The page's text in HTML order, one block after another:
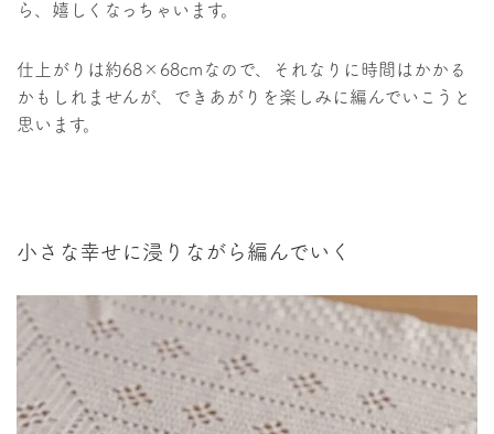
ら、嬉しくなっちゃいます。
仕上がりは約68×68cmなので、それなりに時間はかかる
かもしれませんが、できあがりを楽しみに編んでいこうと
思います。
小さな幸せに浸りながら編んでいく